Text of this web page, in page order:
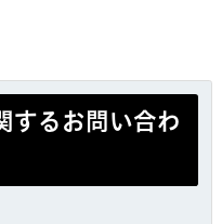
するお問い合わ